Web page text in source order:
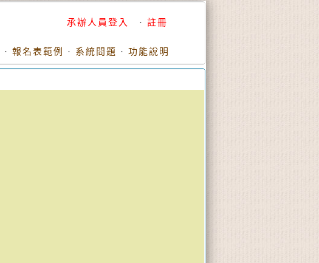
承辦人員登入 · 註冊
· 報名表範例 · 系統問題 · 功能說明